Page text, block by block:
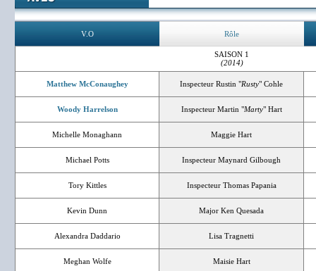
V.O Rôle
SAISON 1
(2014)
Matthew McConaughey Inspecteur Rustin "Rusty" Cohle
Woody Harrelson Inspecteur Martin "Marty" Hart
Michelle Monaghann Maggie Hart
Michael Potts Inspecteur Maynard Gilbough
Tory Kittles Inspecteur Thomas Papania
Kevin Dunn Major Ken Quesada
Alexandra Daddario Lisa Tragnetti
Meghan Wolfe Maisie Hart